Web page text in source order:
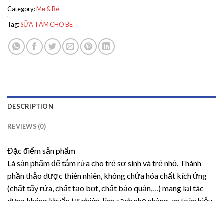
Category:Mẹ & Bé
Tag:SỮA TẮM CHO BÉ
DESCRIPTION
REVIEWS (0)
Đặc điểm sản phẩm
Là sản phẩm để tắm rửa cho trẻ sơ sinh và trẻ nhỏ. Thành
phần thảo dược thiên nhiên, không chứa hóa chất kích ứng
(chất tẩy rửa, chất tạo bọt, chất bảo quản,…) mang lại tác